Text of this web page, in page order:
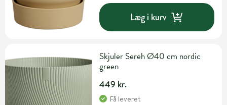
Læg i kurv
Skjuler Sereh Ø40 cm nordic
green
449 kr.
Få leveret